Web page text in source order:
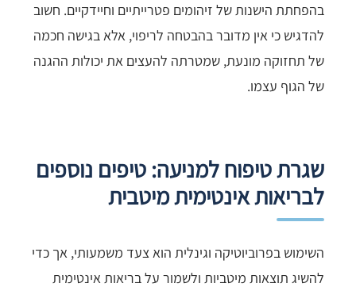
בהפחתת הישנות של זיהומים פטרייתיים וחיידקיים. חשוב
להדגיש כי אין מדובר בהבטחה לריפוי, אלא בגישה חכמה
של תחזוקה מונעת, שמטרתה להעצים את יכולות ההגנה
של הגוף עצמו.
שגרת טיפוח למניעה: טיפים נוספים
לבריאות אינטימית מיטבית
השימוש בפרוביוטיקה וגינלית הוא צעד משמעותי, אך כדי
להשיג תוצאות מיטביות ולשמור על בריאות אינטימית